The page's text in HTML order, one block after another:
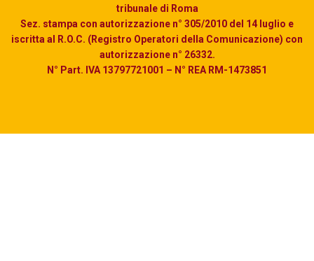
tribunale di Roma
Sez. stampa con autorizzazione n° 305/2010 del 14 luglio e
iscritta al R.O.C. (Registro Operatori della Comunicazione) con
autorizzazione n° 26332.
N° Part. IVA 13797721001 – N° REA RM-1473851